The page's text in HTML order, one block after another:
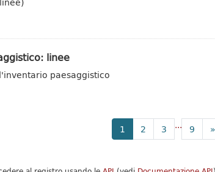
linee
paesaggistico
1 2 3 ... 9